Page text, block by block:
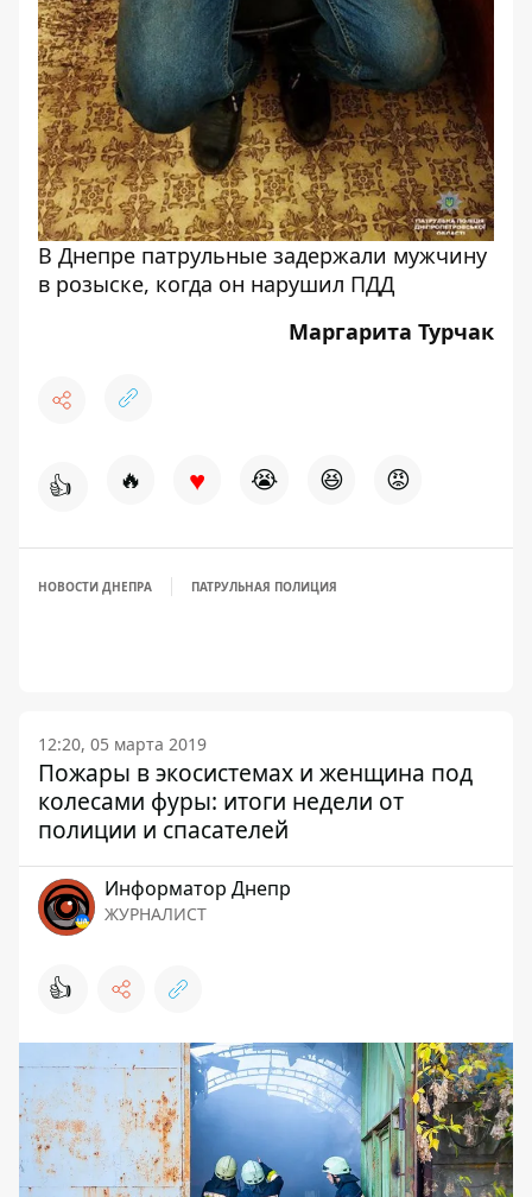
В Днепре патрульные задержали мужчину
в розыске, когда он нарушил ПДД
Маргарита Турчак
👍 🔥 ♥ 😭 😆 😡
НОВОСТИ ДНЕПРА ПАТРУЛЬНАЯ ПОЛИЦИЯ
12:20, 05 марта 2019
Пожары в экосистемах и женщина под
колесами фуры: итоги недели от
полиции и спасателей
Информатор Днепр
ЖУРНАЛИСТ
👍